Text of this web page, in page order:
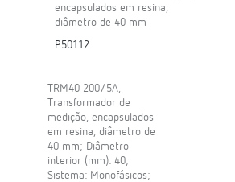
encapsulados em resina,
diâmetro de 40 mm
P50112.
TRM40 200/5A,
Transformador de
medição, encapsulados
em resina, diâmetro de
40 mm; Diâmetro
interior (mm): 40;
Sistema: Monofásicos;